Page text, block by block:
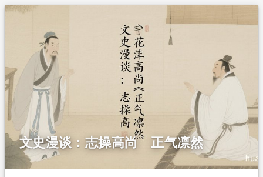
1.摘要
2.1.立意相通：同赞君子品格
2.2. 《陋室铭》：身居陋室，惟吾德馨
2.3. 《爱莲说》：以莲喻己，洁身自好
2.4.
古贤风骨，至今动人
文史漫谈：志操高尚 正气凛然